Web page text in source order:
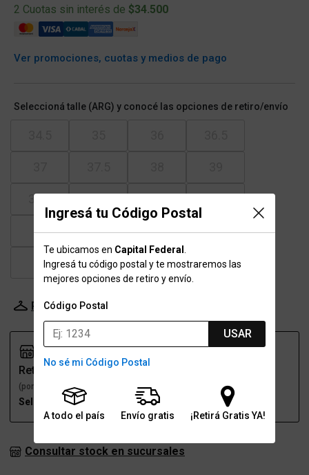
Ingresá tu Código Postal
Te ubicamos en Capital Federal
Ingresá tu código postal y te mostraremos las
mejores opciones de retiro y envío.
Código Postal
USAR
No sé mi Código Postal
A todo el país Envío gratis ¡Retirá Gratis YA!
2 Cuotas sin interés de $34.500
Ver promociones, cuotas y medios de pago
Seleccioná talle (ARG) y conocé las opciones de retiro/envío
39.5 40 41 41.5
42 43 43.5 44
45 46 47
Probador Virtual
Retiro
(por una sucursal)
Seleccioná talle Seleccioná talle
Consultar stock en sucursales